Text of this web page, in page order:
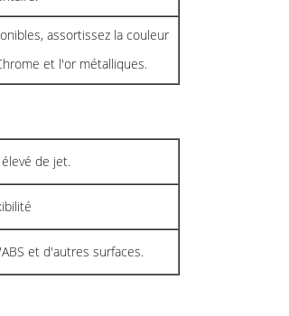
assortissez la couleur
et l'or métalliques.
de jet.
et d'autres surfaces.